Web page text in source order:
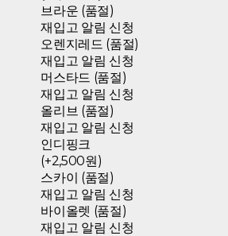
브라운 (품절)
재입고 알림 신청
오렌지레드 (품절)
재입고 알림 신청
머스타드 (품절)
재입고 알림 신청
올리브 (품절)
재입고 알림 신청
인디핑크
(+2,500원)
스카이 (품절)
재입고 알림 신청
바이올렛 (품절)
재입고 알림 신청